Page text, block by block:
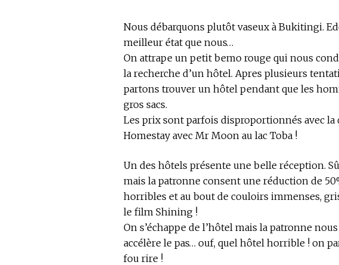
Nous débarquons plutôt vaseux à Bukitingi.
meilleur état que nous…
On attrape un petit bemo rouge qui nous
la recherche d’un hôtel. Apres plusieurs
partons trouver un hôtel pendant que les
gros sacs.
Les prix sont parfois disproportionnés avec
Homestay avec Mr Moon au lac Toba !
Un des hôtels présente une belle réception.
mais la patronne consent une réduction de
horribles et au bout de couloirs immenses,
le film Shining !
On s’échappe de l’hôtel mais la patronne
accélère le pas… ouf, quel hôtel horrible ! on
fou rire !